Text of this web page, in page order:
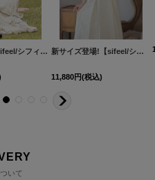
260710-1 ]
送料無料！【sifeel/シフィール】ドット/シアー/ビジュー/ノースリーブ/アメスリ/ティアード/フレア/ワンピース/ロングドレス/キャバドレス【XS-Lサイズ/1カラー】[OF01]【SB】dzwLD【一部予約商品/8月下旬発送予定】 新サイズ登場!【sifeel/シフィール】ツイードミディアムドレス/ジップアップ/パール/フレアスカート/背中隠し/キャバドレス【S-XLサイズ/1カラー】[OF01] 【SB】dzj
11,880円(税込)
いて